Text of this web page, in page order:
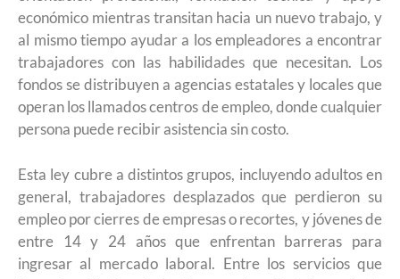
económico mientras transitan hacia un nuevo trabajo, y
al mismo tiempo ayudar a los empleadores a encontrar
trabajadores con las habilidades que necesitan. Los
fondos se distribuyen a agencias estatales y locales que
operan los llamados centros de empleo, donde cualquier
persona puede recibir asistencia sin costo.
Esta ley cubre a distintos grupos, incluyendo adultos en
general, trabajadores desplazados que perdieron su
empleo por cierres de empresas o recortes, y jóvenes de
entre 14 y 24 años que enfrentan barreras para
ingresar al mercado laboral. Entre los servicios que